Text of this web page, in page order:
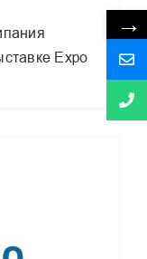
Expo
→